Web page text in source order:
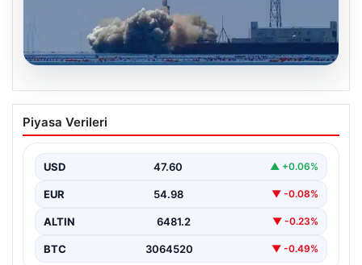
Çin, 2 hiperspektral görüntüleme
uydusunu denizden uzaya fırlattı
Piyasa Verileri
USD 47.60 ▲ +0.06%
EUR 54.98 ▼ -0.08%
ALTIN 6481.2 ▼ -0.23%
BTC 3064520 ▼ -0.49%